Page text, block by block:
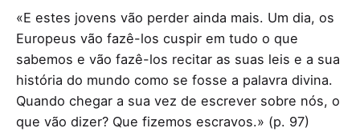
«E estes jovens vão perder ainda mais. Um dia, os
Europeus vão fazê-los cuspir em tudo o que
sabemos e vão fazê-los recitar as suas leis e a sua
história do mundo como se fosse a palavra divina.
Quando chegar a sua vez de escrever sobre nós, o
que vão dizer? Que fizemos escravos.» (p. 97)